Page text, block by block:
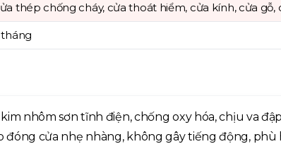
thép chống cháy, cửa thoát hiểm, cửa kính, cửa gỗ,
nhôm sơn tĩnh điện, chống oxy hóa, chịu va
cửa nhẹ nhàng, không gây tiếng động, phù